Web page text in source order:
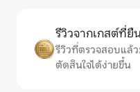
รีวิวจากเกสต์ที่
รีวิวที่ตรวจสอบแล้ว
ตัดสินใจได้ง่ายขึ้น